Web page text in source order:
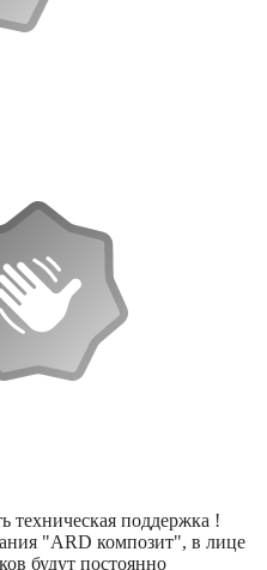
техническая поддержка !
"ARD композит", в лице
будут постоянно